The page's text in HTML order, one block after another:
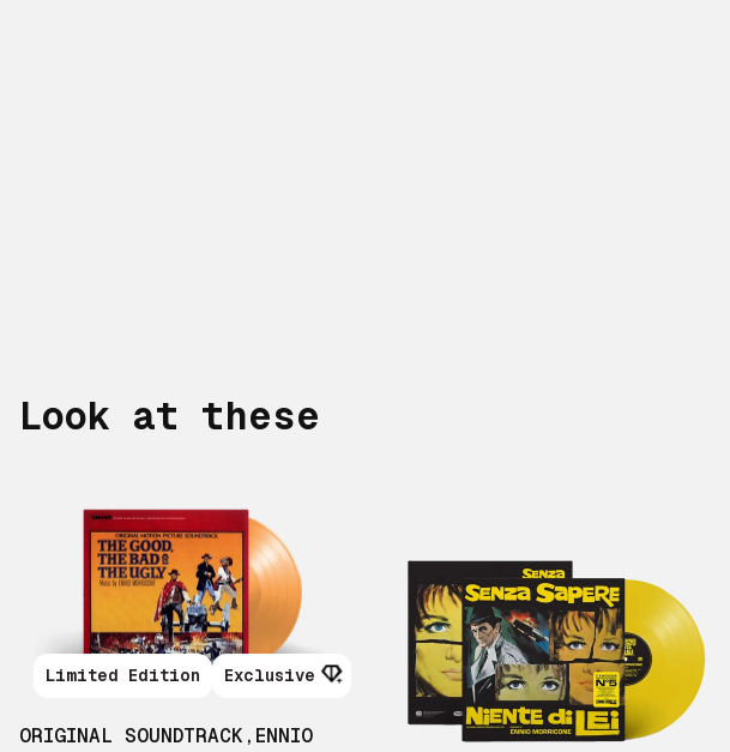
Look at these
Limited Edition Exclusive
ORIGINAL SOUNDTRACK , ENNIO